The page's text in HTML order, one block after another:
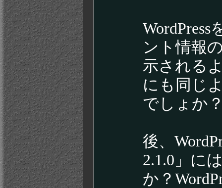
ント情報
示される
にも同じ
でしょか
後、
2.1.0」に
か？